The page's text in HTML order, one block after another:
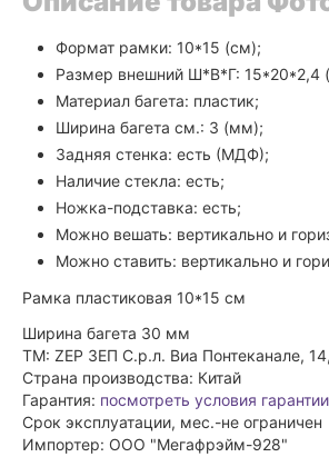
Формат рамки: 10*15 (см);
Размер внешний Ш*В*Г: 15*20*2,4
Материал багета: пластик;
Ширина багета см.: 3 (мм);
Задняя стенка: есть (МДФ);
Наличие стекла: есть;
Ножка-подставка: есть;
Можно вешать: вертикально и
Можно ставить: вертикально и
Рамка пластиковая 10*15 см
Ширина багета 30 мм
ТМ: ZEP ЗЕП С.р.л. Виа Понтеканале,
Страна производства: Китай
Гарантия: посмотреть условия гарантии
Срок эксплуатации, мес.-не ограничен
Импортер: ООО "Мегафрэйм-928"